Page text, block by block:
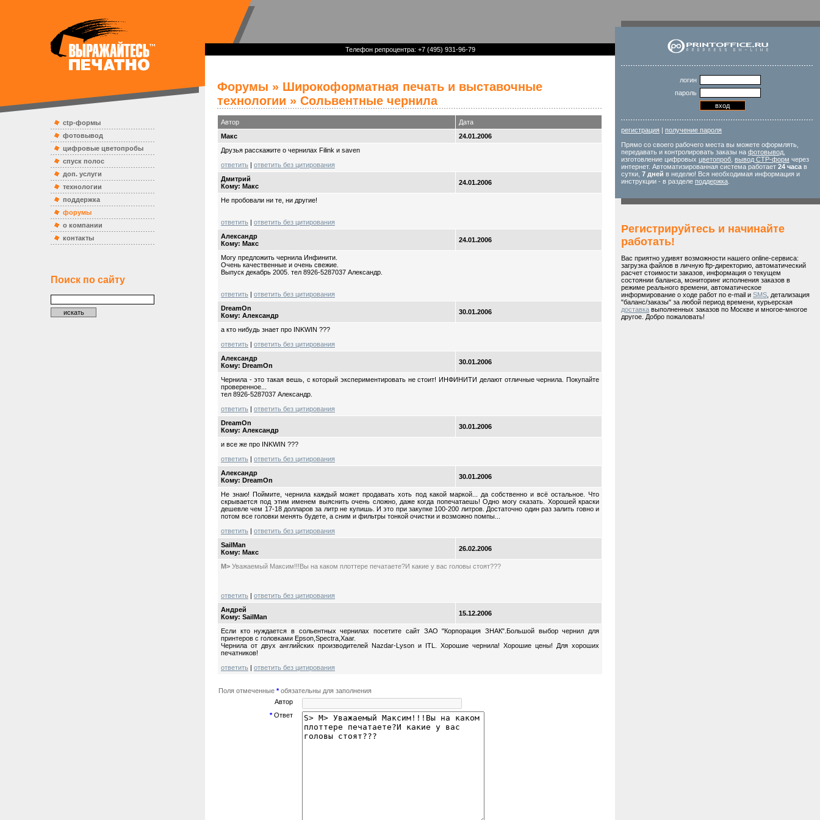
ctp-формы
фотовывод
цифровые цветопробы
спуск полос
доп. услуги
технологии
поддержка
форумы
о компании
контакты
Поиск по сайту
Телефон репроцентра: +7 (495) 931-96-79
Форумы » Широкоформатная печать и выставочные
технологии » Сольвентные чернила
Автор
Дата
Mакс
24.01.2006
Друзья расскажите о чернилах Filink и saven
ответить | ответить без цитирования
Дмитрий
Кому: Mакс
24.01.2006
Не пробовали ни те, ни другие!
ответить | ответить без цитирования
Александр
Кому: Mакс
24.01.2006
Могу предложить чернила Инфинити.
Очень качественные и очень свежие.
Выпуск декабрь 2005. тел 8926-5287037 Александр.
ответить | ответить без цитирования
DreamOn
Кому: Александр
30.01.2006
а кто нибудь знает про INKWIN ???
ответить | ответить без цитирования
Александр
Кому: DreamOn
30.01.2006
Чернила - это такая вешь, с который экспериментировать не стоит! ИНФИНИТИ делают отличные чернила. Покупайте
проверенное...
тел 8926-5287037 Александр.
ответить | ответить без цитирования
DreamOn
Кому: Александр
30.01.2006
и все же про INKWIN ???
ответить | ответить без цитирования
Александр
Кому: DreamOn
30.01.2006
Не знаю! Поймите, чернила каждый может продавать хоть под какой маркой... да собственно и всё остальное. Что
скрывается под этим именем выяснить очень сложно, даже когда попечатаешь! Одно могу сказать. Хорошей краски
дешевле чем 17-18 долларов за литр не купишь. И это при закупке 100-200 литров. Достаточно один раз залить говно и
потом все головки менять будете, а сним и фильтры тонкой очистки и возможно помпы...
ответить | ответить без цитирования
SailMan
Кому: Mакс
26.02.2006
M> Уважаемый Максим!!!Вы на каком плоттере печатаете?И какие у вас головы стоят???
ответить | ответить без цитирования
Андрей
Кому: SailMan
15.12.2006
Если кто нуждается в сольентных чернилах посетите сайт ЗАО "Корпорация ЗНАК".Большой выбор чернил для
принтеров с головками Epson,Spectra,Xaar.
Чернила от двух английских производителей Nazdar-Lyson и ITL. Хорошие чернила! Хорошие цены! Для хороших
печатников!
ответить | ответить без цитирования
Поля отмеченные *обязательны для заполнения
Автор
*Ответ
логин
пароль
регистрация | получение пароля
Прямо со своего рабочего места вы можете оформлять,
передавать и контролировать заказы на фотовывод
изготовление цифровых цветопроб вывод CTP-форм через
интернет. Автоматизированная система работает 24 часа в
сутки, 7 дней в неделю! Вся необходимая информация и
инструкции - в разделе поддержка
Регистрируйтесь и начинайте
работать!
Вас приятно удивят возможности нашего online-сервиса:
загрузка файлов в личную ftp-директорию, автоматический
расчет стоимости заказов, информация о текущем
состоянии баланса, мониторинг исполнения заказов в
режиме реального времени, автоматическое
информирование о ходе работ по e-mail и SMS , детализация
"баланс/заказы" за любой период времени, курьерская
доставка выполненных заказов по Москве и многое-многое
другое. Добро пожаловать!